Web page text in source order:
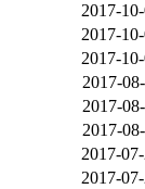
2017-
2017-
2017-
2017-
2017-
2017-
2017-
2017-